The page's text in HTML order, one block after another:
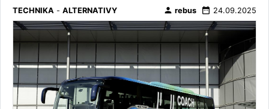
TECHNIKA - ALTERNATIVY person rebus date_range 24.09.2025